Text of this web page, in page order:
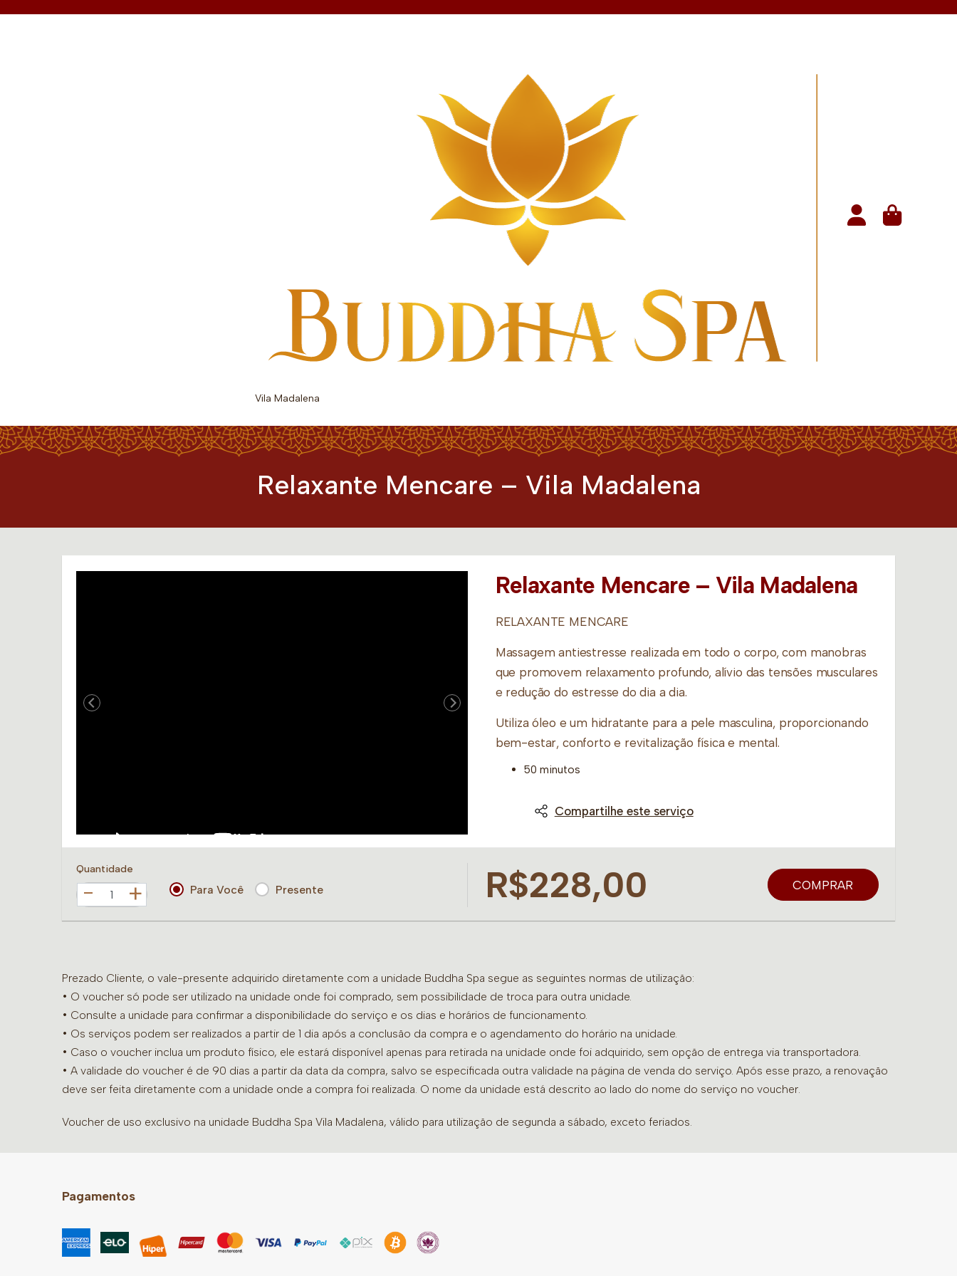
Vila Madalena
Relaxante Mencare – Vila Madalena
Relaxante Mencare – Vila Madalena
RELAXANTE MENCARE
Massagem antiestresse realizada em todo o corpo, com manobras
que promovem relaxamento profundo, alívio das tensões musculares
e redução do estresse do dia a dia.
Utiliza óleo e um hidratante para a pele masculina, proporcionando
bem-estar, conforto e revitalização física e mental.
50 minutos
Compartilhe este serviço
Quantidade
+ Para Você Presente R$228,00 COMPRAR
Prezado Cliente, o vale-presente adquirido diretamente com a unidade Buddha Spa segue as seguintes normas de utilização:
• O voucher só pode ser utilizado na unidade onde foi comprado, sem possibilidade de troca para outra unidade.
• Consulte a unidade para confirmar a disponibilidade do serviço e os dias e horários de funcionamento.
• Os serviços podem ser realizados a partir de 1 dia após a conclusão da compra e o agendamento do horário na unidade.
• Caso o voucher inclua um produto físico, ele estará disponível apenas para retirada na unidade onde foi adquirido, sem opção de entrega via transportadora.
• A validade do voucher é de 90 dias a partir da data da compra, salvo se especificada outra validade na página de venda do serviço. Após esse prazo, a renovação
deve ser feita diretamente com a unidade onde a compra foi realizada. O nome da unidade está descrito ao lado do nome do serviço no voucher.
Voucher de uso exclusivo na unidade Buddha Spa Vila Madalena, válido para utilização de segunda a sábado, exceto feriados.
Pagamentos